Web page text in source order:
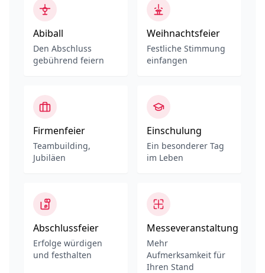
Abiball
Den Abschluss
gebührend feiern
Weihnachtsfeier
Festliche Stimmung
einfangen
Firmenfeier
Teambuilding,
Jubiläen
Einschulung
Ein besonderer Tag
im Leben
Abschlussfeier
Erfolge würdigen
und festhalten
Messeveranstaltung
Mehr
Aufmerksamkeit für
Ihren Stand